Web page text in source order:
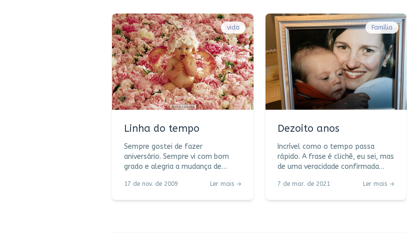
vida
Linha do tempo
Sempre gostei de fazer
aniversário. Sempre vi com bom
grado e alegria a mudança de
especiais e marcantes, recebi
17 de nov. de 2009 Ler mais →
Família
Dezoito anos
Incrível como o tempo passa
rápido. A frase é clichê, eu sei, mas
de uma veracidade confirmada
teve a mesma sensação ou repetiu
7 de mar. de 2021 Ler mais →